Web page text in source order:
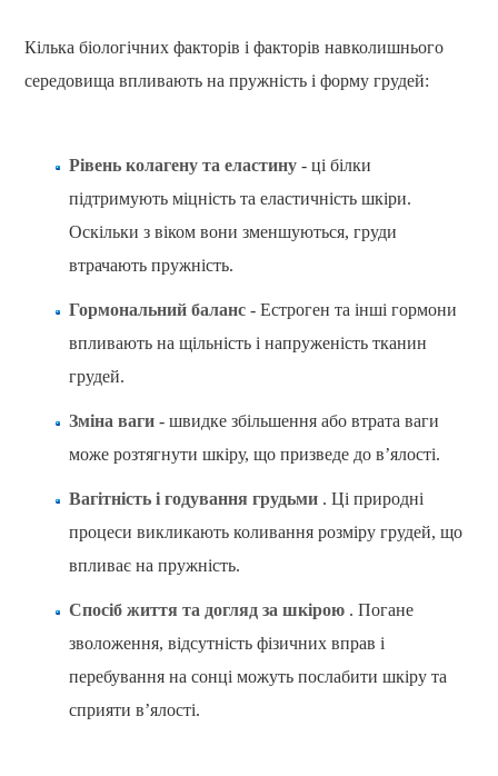
Кілька біологічних факторів і факторів навколишнього
середовища впливають на пружність і форму грудей:
Рівень колагену та еластину - ці білки
підтримують міцність та еластичність шкіри.
Оскільки з віком вони зменшуються, груди
втрачають пружність.
Гормональний баланс - Естроген та інші гормони
впливають на щільність і напруженість тканин
грудей.
Зміна ваги - швидке збільшення або втрата ваги
може розтягнути шкіру, що призведе до в’ялості.
Вагітність і годування грудьми . Ці природні
процеси викликають коливання розміру грудей, що
впливає на пружність.
Спосіб життя та догляд за шкірою . Погане
зволоження, відсутність фізичних вправ і
перебування на сонці можуть послабити шкіру та
сприяти в’ялості.